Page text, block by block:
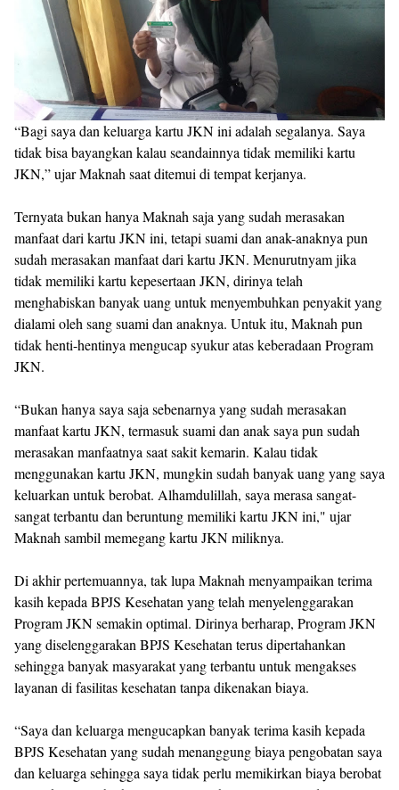
“Bagi saya dan keluarga kartu JKN ini adalah segalanya. Saya
tidak bisa bayangkan kalau seandainnya tidak memiliki kartu
JKN,” ujar Maknah saat ditemui di tempat kerjanya.
Ternyata bukan hanya Maknah saja yang sudah merasakan
manfaat dari kartu JKN ini, tetapi suami dan anak-anaknya pun
sudah merasakan manfaat dari kartu JKN. Menurutnyam jika
tidak memiliki kartu kepesertaan JKN, dirinya telah
menghabiskan banyak uang untuk menyembuhkan penyakit yang
dialami oleh sang suami dan anaknya. Untuk itu, Maknah pun
tidak henti-hentinya mengucap syukur atas keberadaan Program
JKN.
“Bukan hanya saya saja sebenarnya yang sudah merasakan
manfaat kartu JKN, termasuk suami dan anak saya pun sudah
merasakan manfaatnya saat sakit kemarin. Kalau tidak
menggunakan kartu JKN, mungkin sudah banyak uang yang saya
keluarkan untuk berobat. Alhamdulillah, saya merasa sangat-
sangat terbantu dan beruntung memiliki kartu JKN ini," ujar
Maknah sambil memegang kartu JKN miliknya.
Di akhir pertemuannya, tak lupa Maknah menyampaikan terima
kasih kepada BPJS Kesehatan yang telah menyelenggarakan
Program JKN semakin optimal. Dirinya berharap, Program JKN
yang diselenggarakan BPJS Kesehatan terus dipertahankan
sehingga banyak masyarakat yang terbantu untuk mengakses
layanan di fasilitas kesehatan tanpa dikenakan biaya.
“Saya dan keluarga mengucapkan banyak terima kasih kepada
BPJS Kesehatan yang sudah menanggung biaya pengobatan saya
dan keluarga sehingga saya tidak perlu memikirkan biaya berobat